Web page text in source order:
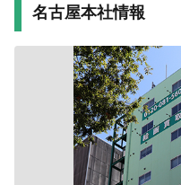
名古屋本社情報